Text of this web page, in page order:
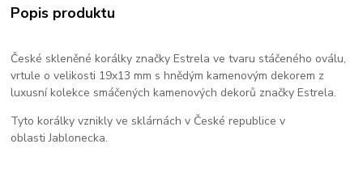
Popis produktu
České skleněné korálky značky Estrela ve tvaru stáčeného oválu,
vrtule o velikosti 19x13 mm s hnědým kamenovým dekorem z
luxusní kolekce smáčených kamenových dekorů značky Estrela.
Tyto korálky vznikly ve sklárnách v České republice v
oblasti Jablonecka.